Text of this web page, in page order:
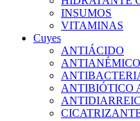
INSUMOS
VITAMINAS
Cuyes
ANTIÁCIDO
ANTIANÉMICO
ANTIBIÓTICO